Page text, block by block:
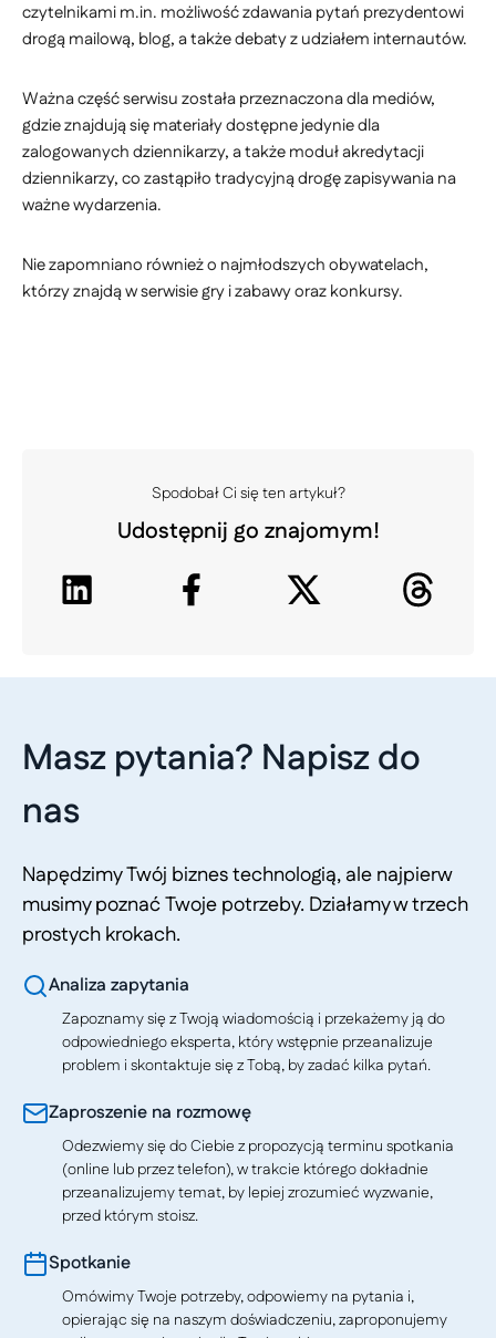
czytelnikami m.in. możliwość zdawania pytań prezydentowi
drogą mailową, blog, a także debaty z udziałem internautów.
Ważna część serwisu została przeznaczona dla mediów,
gdzie znajdują się materiały dostępne jedynie dla
zalogowanych dziennikarzy, a także moduł akredytacji
dziennikarzy, co zastąpiło tradycyjną drogę zapisywania na
ważne wydarzenia.
Nie zapomniano również o najmłodszych obywatelach,
którzy znajdą w serwisie gry i zabawy oraz konkursy.
Spodobał Ci się ten artykuł?
Udostępnij go znajomym!
Masz pytania? Napisz do
nas
Napędzimy Twój biznes technologią, ale najpierw
musimy poznać Twoje potrzeby. Działamy w trzech
prostych krokach.
Analiza zapytania
Zapoznamy się z Twoją wiadomością i przekażemy ją do
odpowiedniego eksperta, który wstępnie przeanalizuje
problem i skontaktuje się z Tobą, by zadać kilka pytań.
Zaproszenie na rozmowę
Odezwiemy się do Ciebie z propozycją terminu spotkania
(online lub przez telefon), w trakcie którego dokładnie
przeanalizujemy temat, by lepiej zrozumieć wyzwanie,
przed którym stoisz.
Spotkanie
Omówimy Twoje potrzeby, odpowiemy na pytania i,
opierając się na naszym doświadczeniu, zaproponujemy